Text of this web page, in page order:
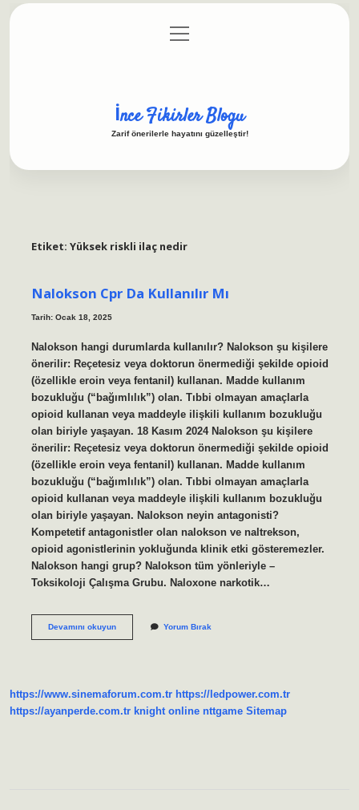
Gizlilik Politikası
menüyü
aç
İnce Fikirler Blogu
Zarif önerilerle hayatını güzelleştir!
Etiket: Yüksek riskli ilaç nedir
Nalokson Cpr Da Kullanılır Mı
Tarih: Ocak 18, 2025
Nalokson hangi durumlarda kullanılır? Nalokson şu kişilere
önerilir: Reçetesiz veya doktorun önermediği şekilde opioid
(özellikle eroin veya fentanil) kullanan. Madde kullanım
bozukluğu (“bağımlılık”) olan. Tıbbi olmayan amaçlarla
opioid kullanan veya maddeyle ilişkili kullanım bozukluğu
olan biriyle yaşayan. 18 Kasım 2024 Nalokson şu kişilere
önerilir: Reçetesiz veya doktorun önermediği şekilde opioid
(özellikle eroin veya fentanil) kullanan. Madde kullanım
bozukluğu (“bağımlılık”) olan. Tıbbi olmayan amaçlarla
opioid kullanan veya maddeyle ilişkili kullanım bozukluğu
olan biriyle yaşayan. Nalokson neyin antagonisti?
Kompetetif antagonistler olan nalokson ve naltrekson,
opioid agonistlerinin yokluğunda klinik etki gösteremezler.
Nalokson hangi grup? Nalokson tüm yönleriyle –
Toksikoloji Çalışma Grubu. Naloxone narkotik…
Devamını okuyunNalokson
Yorum Bırak
https://www.sinemaforum.com.tr https://ledpower.com.tr
https://ayanperde.com.tr knight online nttgame Sitemap